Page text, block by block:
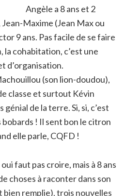
Angèle a 8 ans et 2
Maxime (Jean Max ou
9 ans. Pas facile de se faire
cohabitation, c’est une
d’organisation.
(son lion-doudou),
classe et surtout Kévin
de la terre. Si, si, c’est
bobards ! Il sent bon le citron
elle parle, CQFD !
faut pas croire, mais à 8 ans
choses à raconter dans son
bien remplie), trois nouvelles